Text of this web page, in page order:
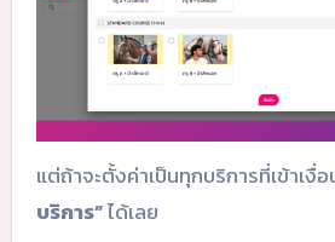
แต่ถ้าจะตั้งค่าเป็นทุกบริการที่เข้าเงื่อ
บริการ”ได้เลย